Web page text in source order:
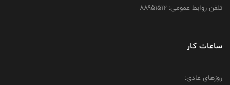
تلفن روابط عمومی: 88951512
ساعات کار
روزهای عادی: